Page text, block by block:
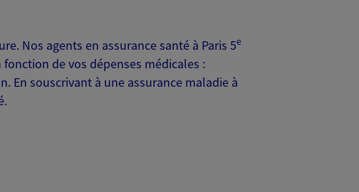
Nos agents en assurance santé à Paris 5e
de vos dépenses médicales :
En souscrivant à une assurance maladie à